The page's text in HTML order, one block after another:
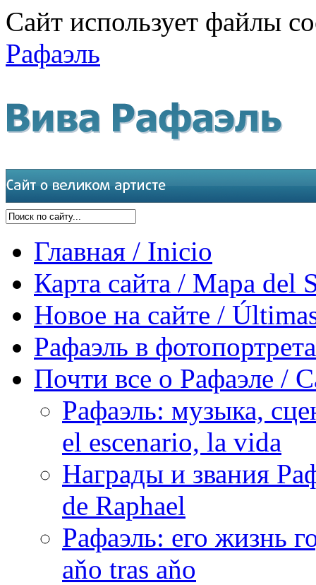
Сайт использует файлы
Рафаэль
Главная / Inicio
Карта сайта / Mapa del
Новое на сайте /
Рафаэль в
Почти все о Рафаэле /
Рафаэль: музыка,
el escenario, la vida
Награды и звания
de Raphael
Рафаэль: его жизнь
aňo tras aňo